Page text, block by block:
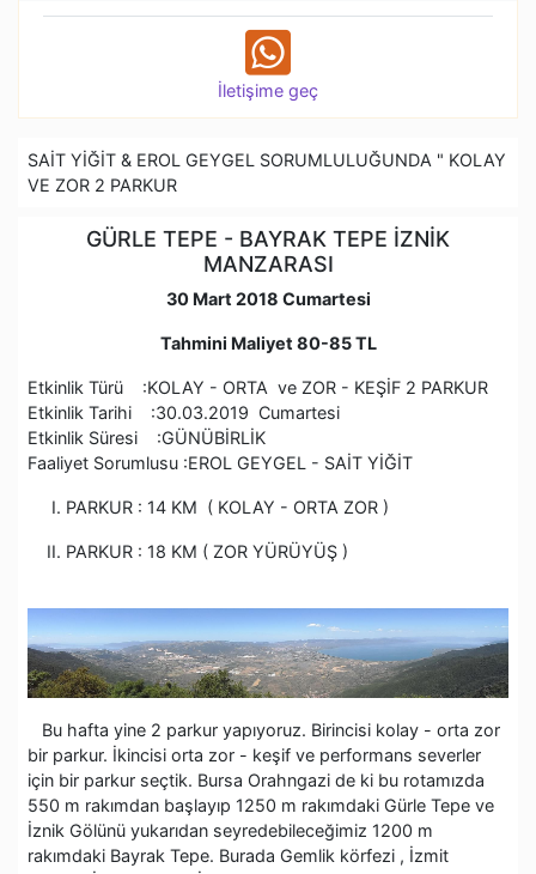
İletişime geç
SAİT YİĞİT & EROL GEYGEL SORUMLULUĞUNDA " KOLAY
VE ZOR 2 PARKUR
GÜRLE TEPE - BAYRAK TEPE İZNİK
MANZARASI
30 Mart 2018 Cumartesi
Tahmini Maliyet 80-85 TL
Etkinlik Türü :KOLAY - ORTA ve ZOR - KEŞİF 2 PARKUR
Etkinlik Tarihi :30.03.2019 Cumartesi
Etkinlik Süresi :GÜNÜBİRLİK
Faaliyet Sorumlusu :EROL GEYGEL - SAİT YİĞİT
I. PARKUR : 14 KM ( KOLAY - ORTA ZOR )
II. PARKUR : 18 KM ( ZOR YÜRÜYÜŞ )
Bu hafta yine 2 parkur yapıyoruz. Birincisi kolay - orta zor
bir parkur. İkincisi orta zor - keşif ve performans severler
için bir parkur seçtik. Bursa Orahngazi de ki bu rotamızda
550 m rakımdan başlayıp 1250 m rakımdaki Gürle Tepe ve
İznik Gölünü yukarıdan seyredebileceğimiz 1200 m
rakımdaki Bayrak Tepe. Burada Gemlik körfezi , İzmit